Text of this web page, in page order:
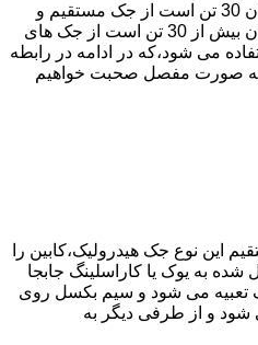
برای آسانسورهایی که ظرفیتشان 30 تن است از جک مستقیم و
برای آسانسورهایی که ظرفیتشان بیش از 30 تن است از جک های
می شود،که در ادامه در رابطه
به صورت مفصل صحبت خواهیم
این نوع جک هیدرولیک،کابین را
به یوک یا کاراسلینگ جابجا
می شود و سیم بکسل روی
و از طرفی دیگر به